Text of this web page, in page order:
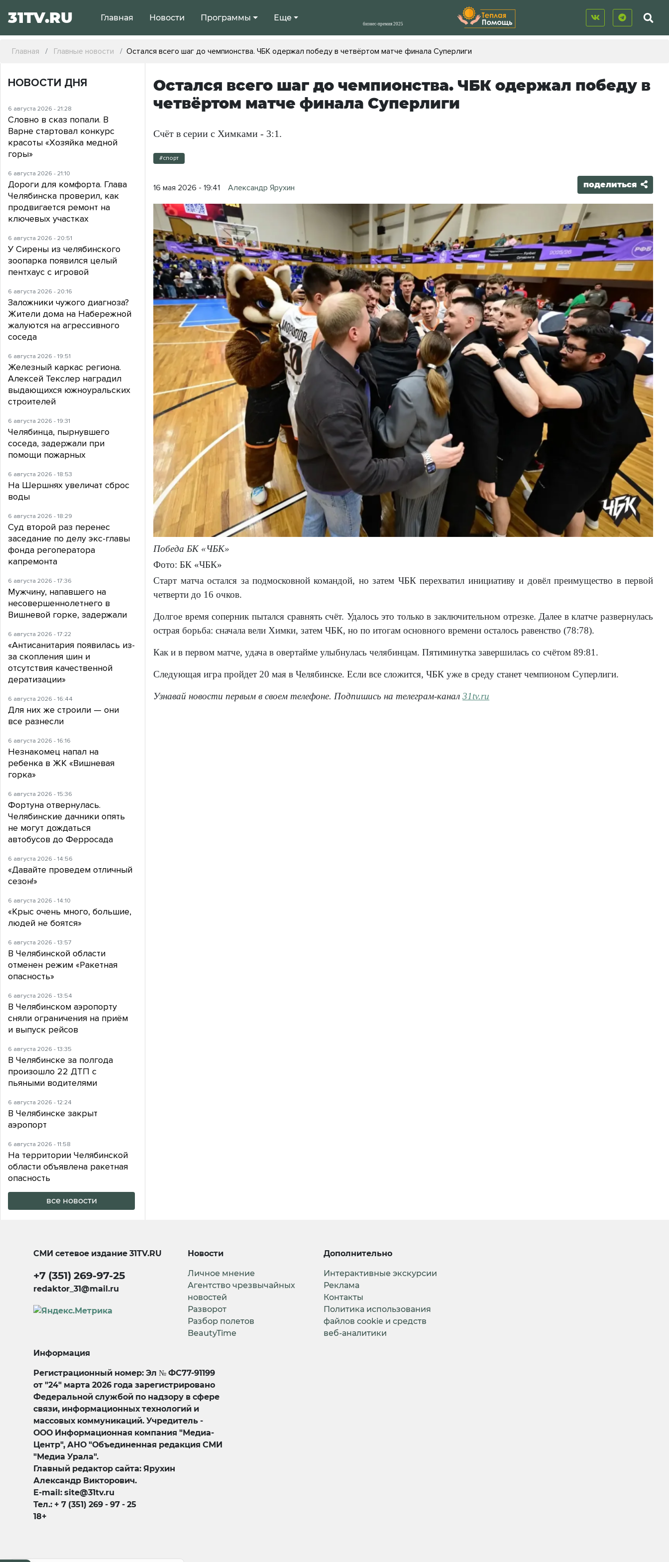
31TV.RU Главная Новости Программы Еще
Главная Главные новости Остался всего шаг до чемпионства. ЧБК одержал победу в четвёртом матче финала Суперлиги
Остался всего шаг до чемпионства. ЧБК одержал победу в
четвёртом матче финала Суперлиги
Счёт в серии с Химками - 3:1.
#спорт
16 мая 2026 - 19:41 Александр Ярухин поделиться
Победа БК «ЧБК»
Фото: БК «ЧБК»
Старт матча остался за подмосковной командой, но затем ЧБК перехватил инициативу и довёл преимущество в первой
четверти до 16 очков.
Долгое время соперник пытался сравнять счёт. Удалось это только в заключительном отрезке. Далее в клатче развернулась
острая борьба: сначала вели Химки, затем ЧБК, но по итогам основного времени осталось равенство (78:78).
Как и в первом матче, удача в овертайме улыбнулась челябинцам. Пятиминутка завершилась со счётом 89:81.
Следующая игра пройдет 20 мая в Челябинске. Если все сложится, ЧБК уже в среду станет чемпионом Суперлиги.
Узнавай новости первым в своем телефоне. Подпишись на телеграм-канал31tv.ru
НОВОСТИ ДНЯ
6 августа 2026 - 21:28
Словно в сказ попали. В
Варне стартовал конкурс
красоты «Хозяйка медной
горы»
6 августа 2026 - 21:10
Дороги для комфорта. Глава
Челябинска проверил, как
продвигается ремонт на
ключевых участках
6 августа 2026 - 20:51
У Сирены из челябинского
зоопарка появился целый
пентхаус с игровой
6 августа 2026 - 20:16
Заложники чужого диагноза?
Жители дома на Набережной
жалуются на агрессивного
соседа
6 августа 2026 - 19:51
Железный каркас региона.
Алексей Текслер наградил
выдающихся южноуральских
строителей
6 августа 2026 - 19:31
Челябинца, пырнувшего
соседа, задержали при
помощи пожарных
6 августа 2026 - 18:53
На Шершнях увеличат сброс
воды
6 августа 2026 - 18:29
Суд второй раз перенес
заседание по делу экс-главы
фонда регоператора
капремонта
6 августа 2026 - 17:36
Мужчину, напавшего на
несовершеннолетнего в
Вишневой горке, задержали
6 августа 2026 - 17:22
«Антисанитария появилась из-
за скопления шин и
отсутствия качественной
дератизации»
6 августа 2026 - 16:44
Для них же строили — они
все разнесли
6 августа 2026 - 16:16
Незнакомец напал на
ребенка в ЖК «Вишневая
горка»
6 августа 2026 - 15:36
Фортуна отвернулась.
Челябинские дачники опять
не могут дождаться
автобусов до Ферросада
6 августа 2026 - 14:56
«Давайте проведем отличный
сезон!»
6 августа 2026 - 14:10
«Крыс очень много, большие,
людей не боятся»
6 августа 2026 - 13:57
В Челябинской области
отменен режим «Ракетная
опасность»
6 августа 2026 - 13:54
В Челябинском аэропорту
сняли ограничения на приём
и выпуск рейсов
6 августа 2026 - 13:35
В Челябинске за полгода
произошло 22 ДТП с
пьяными водителями
6 августа 2026 - 12:24
В Челябинске закрыт
аэропорт
6 августа 2026 - 11:58
На территории Челябинской
области объявлена ракетная
опасность
все новости
СМИ сетевое издание31TV.RU
+7 (351) 269-97-25
redaktor_31@mail.ru
Новости
Личное мнение
Агентство чрезвычайных
новостей
Разворот
Разбор полетов
BeautyTime
Дополнительно
Интерактивные экскурсии
Реклама
Контакты
Политика использования
файлов cookie и средств
веб-аналитики
Информация
Регистрационный номер: Эл № ФС77-91199
от "24" марта 2026 года зарегистрировано
Федеральной службой по надзору в сфере
связи, информационных технологий и
массовых коммуникаций. Учредитель -
ООО Информационная компания "Медиа-
Центр", АНО "Объединенная редакция СМИ
"Медиа Урала".
Главный редактор сайта: Ярухин
Александр Викторович.
E-mail: site@31tv.ru
Тел.: + 7 (351) 269 - 97 - 25
18+